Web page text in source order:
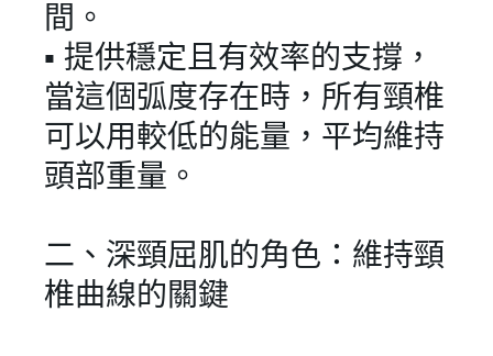
間。
▪︎ 提供穩定且有效率的支撐，
當這個弧度存在時，所有頸椎
可以用較低的能量，平均維持
頭部重量。
二、深頸屈肌的角色：維持頸
椎曲線的關鍵